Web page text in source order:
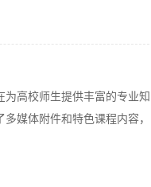
高校师生提供丰富的专业知
媒体附件和特色课程内容，